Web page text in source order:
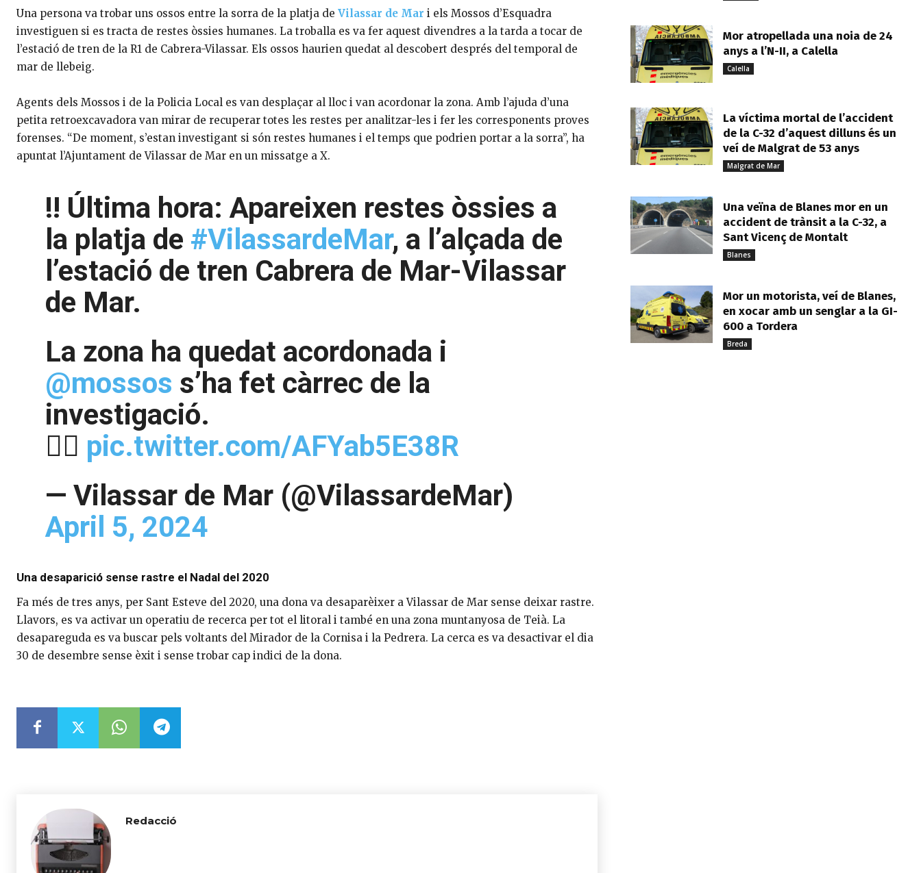
Una persona va trobar uns ossos entre la sorra de la platja de Vilassar de Mar i els Mossos d’Esquadra
investiguen si es tracta de restes òssies humanes. La troballa es va fer aquest divendres a la tarda a tocar de
l’estació de tren de la R1 de Cabrera-Vilassar. Els ossos haurien quedat al descobert després del temporal de
mar de llebeig.
Agents dels Mossos i de la Policia Local es van desplaçar al lloc i van acordonar la zona. Amb l’ajuda d’una
petita retroexcavadora van mirar de recuperar totes les restes per analitzar-les i fer les corresponents proves
forenses. “De moment, s’estan investigant si són restes humanes i el temps que podrien portar a la sorra”, ha
apuntat l’Ajuntament de Vilassar de Mar en un missatge a X.
‼️ Última hora: Apareixen restes òssies a
la platja de #VilassardeMar, a l’alçada de
l’estació de tren Cabrera de Mar-Vilassar
de Mar.
La zona ha quedat acordonada i
@mossos s’ha fet càrrec de la
investigació.
👇🏽 pic.twitter.com/AFYab5E38R
— Vilassar de Mar (@VilassardeMar)
April 5, 2024
Una desaparició sense rastre el Nadal del 2020
Fa més de tres anys, per Sant Esteve del 2020, una dona va desaparèixer a Vilassar de Mar sense deixar rastre.
Llavors, es va activar un operatiu de recerca per tot el litoral i també en una zona muntanyosa de Teià. La
desapareguda es va buscar pels voltants del Mirador de la Cornisa i la Pedrera. La cerca es va desactivar el dia
30 de desembre sense èxit i sense trobar cap indici de la dona.
Redacció
Mor atropellada una noia de 24
anys a l’N-II, a Calella
Calella
La víctima mortal de l’accident
de la C-32 d’aquest dilluns és un
veí de Malgrat de 53 anys
Malgrat de Mar
Una veïna de Blanes mor en un
accident de trànsit a la C-32, a
Sant Vicenç de Montalt
Blanes
Mor un motorista, veí de Blanes,
en xocar amb un senglar a la GI-
600 a Tordera
Breda